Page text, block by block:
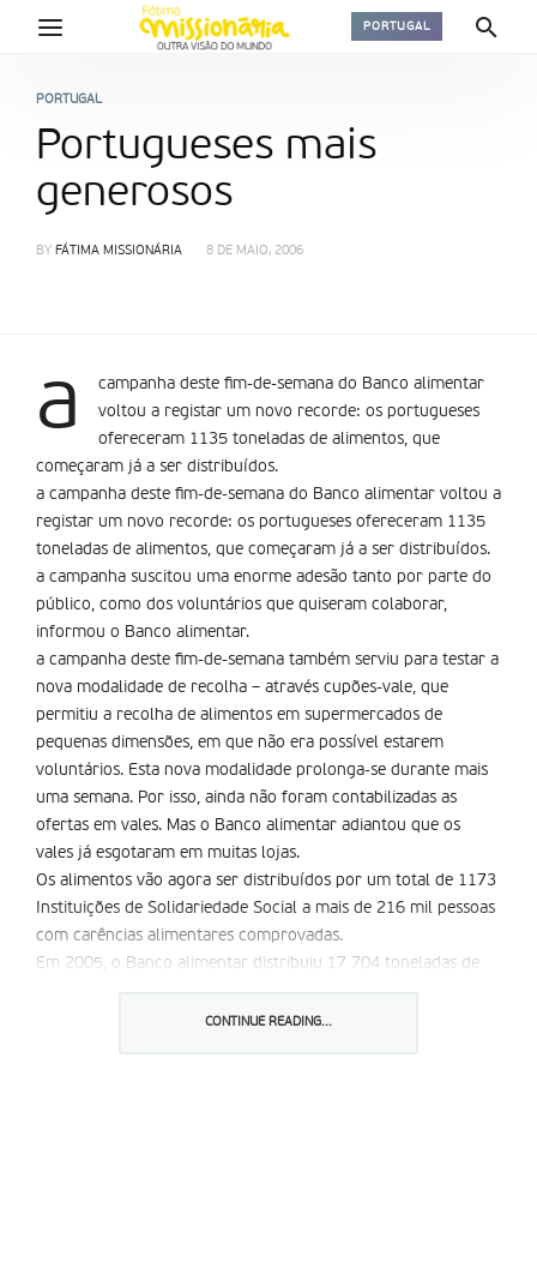
PORTUGAL
PORTUGAL
Portugueses mais
generosos
BY FÁTIMA MISSIONÁRIA 8 DE MAIO, 2006
a
campanha deste fim-de-semana do Banco alimentar
voltou a registar um novo recorde: os portugueses
ofereceram 1135 toneladas de alimentos, que
começaram já a ser distribuídos.
a campanha deste fim-de-semana do Banco alimentar voltou a
registar um novo recorde: os portugueses ofereceram 1135
toneladas de alimentos, que começaram já a ser distribuídos.
a campanha suscitou uma enorme adesão tanto por parte do
público, como dos voluntários que quiseram colaborar,
informou o Banco alimentar.
a campanha deste fim-de-semana também serviu para testar a
nova modalidade de recolha – através cupões-vale, que
permitiu a recolha de alimentos em supermercados de
pequenas dimensões, em que não era possível estarem
voluntários. Esta nova modalidade prolonga-se durante mais
uma semana. Por isso, ainda não foram contabilizadas as
ofertas em vales. Mas o Banco alimentar adiantou que os
vales já esgotaram em muitas lojas.
Os alimentos vão agora ser distribuídos por um total de 1173
Instituições de Solidariedade Social a mais de 216 mil pessoas
com carências alimentares comprovadas.
Em 2005, o Banco alimentar distribuiu 17 704 toneladas de
CONTINUE READING...